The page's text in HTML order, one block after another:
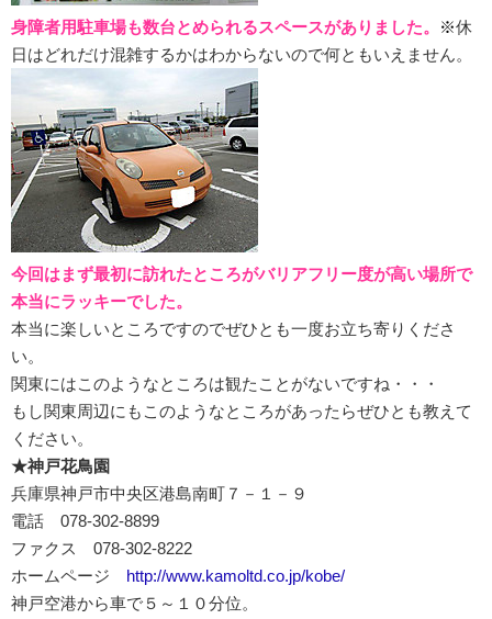
身障者用駐車場も数台とめられるスペースがありました。 ※休
日はどれだけ混雑するかはわからないので何ともいえません。
今回はまず最初に訪れたところがバリアフリー度が高い場所で
本当にラッキーでした。
本当に楽しいところですのでぜひとも一度お立ち寄りくださ
い。
関東にはこのようなところは観たことがないですね・・・
もし関東周辺にもこのようなところがあったらぜひとも教えて
ください。
★神戸花鳥園
兵庫県神戸市中央区港島南町７－１－９
電話 078-302-8899
ファクス 078-302-8222
ホームページ http://www.kamoltd.co.jp/kobe/
神戸空港から車で５～１０分位。